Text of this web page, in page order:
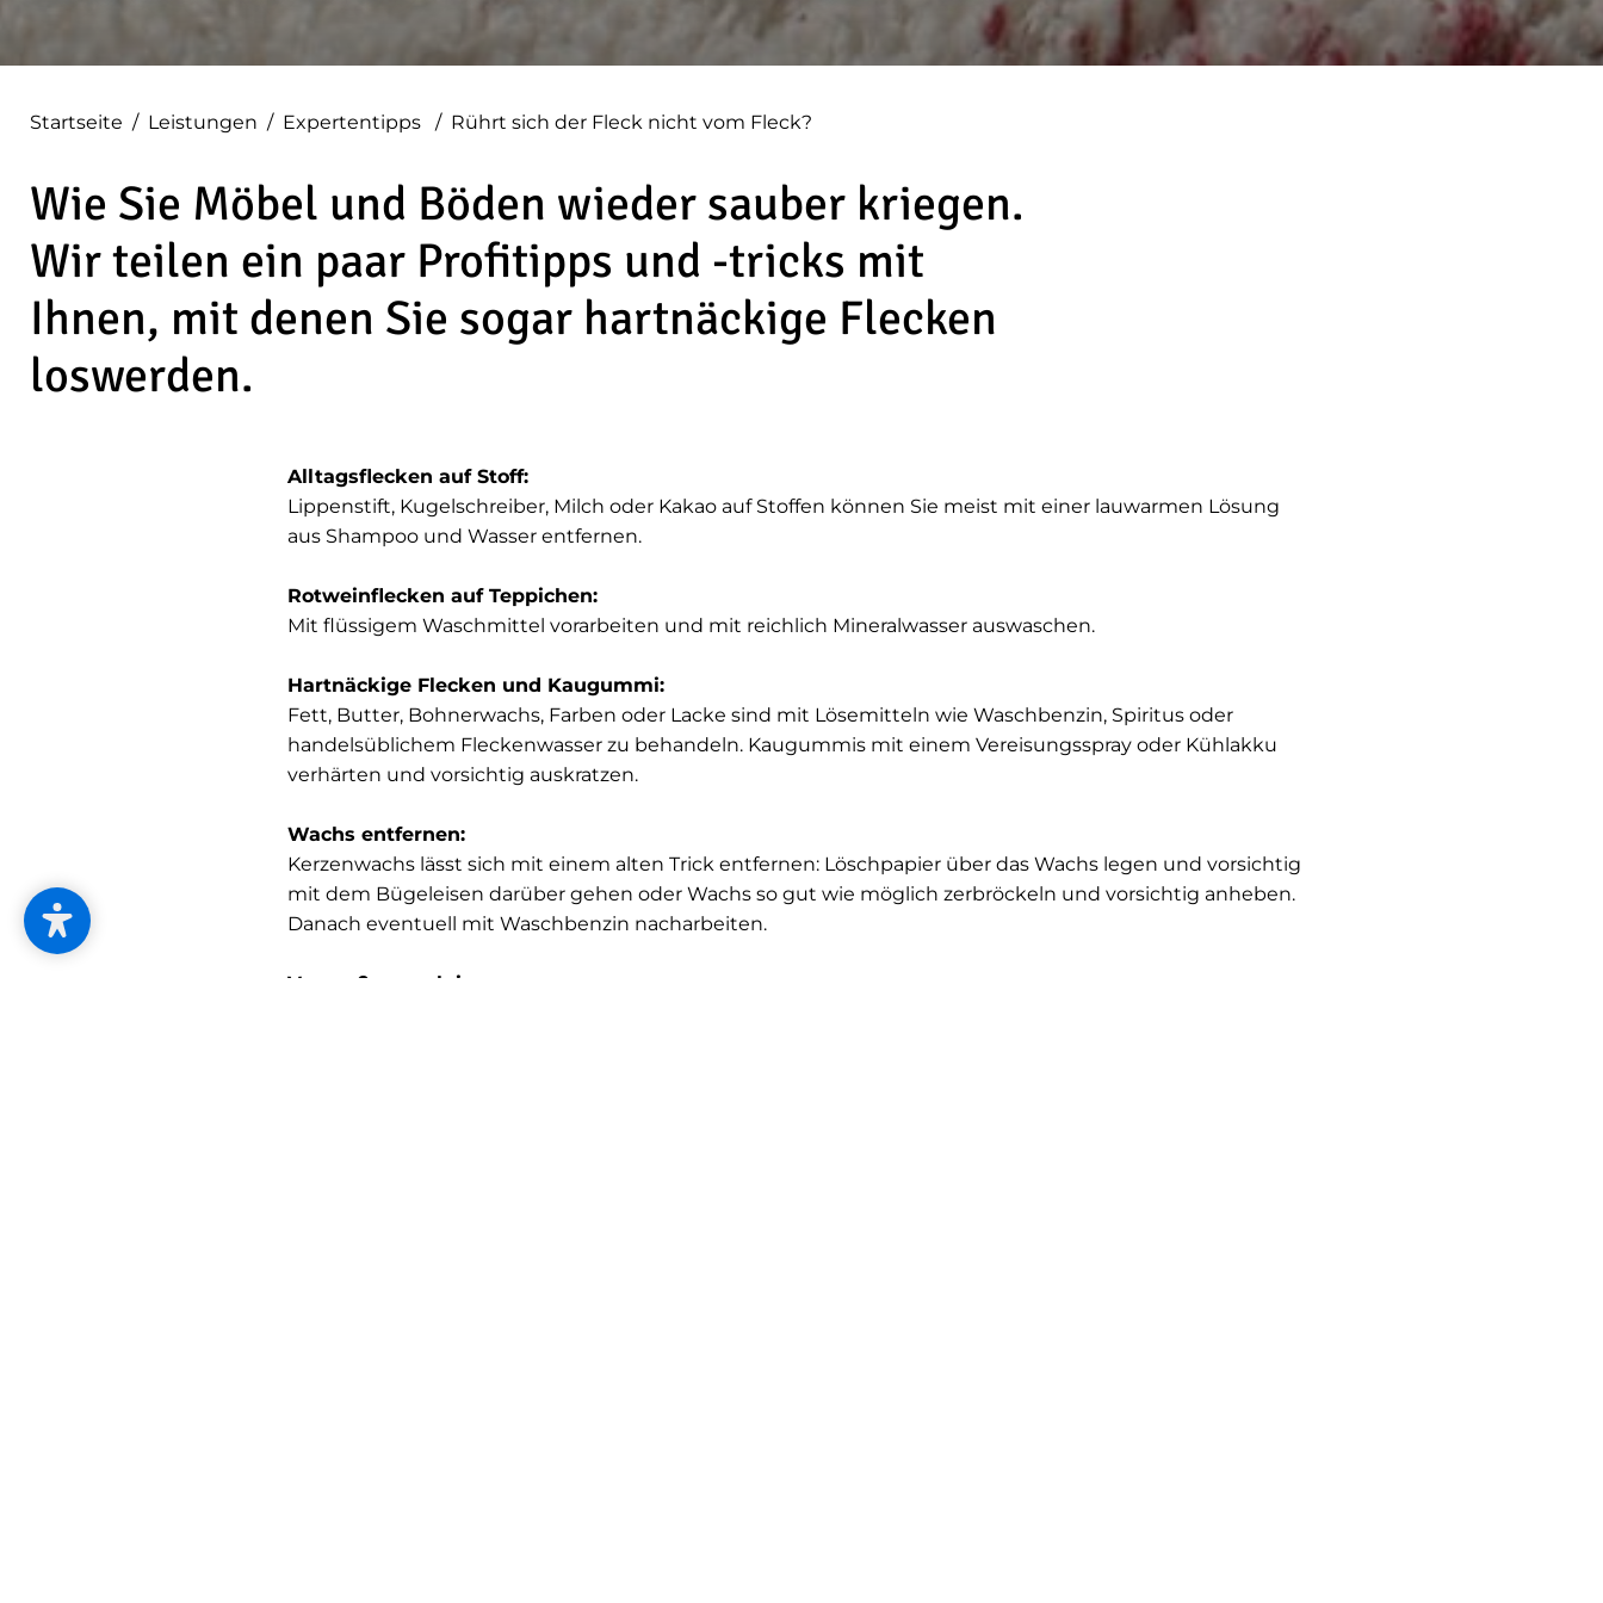
Startseite / Leistungen / Expertentipps / Rührt sich der Fleck nicht vom Fleck?
Wie Sie Möbel und Böden wieder sauber kriegen.
Wir teilen ein paar Profitipps und -tricks mit
Ihnen, mit denen Sie sogar hartnäckige Flecken
loswerden.
Alltagsflecken auf Stoff:
Lippenstift, Kugelschreiber, Milch oder Kakao auf Stoffen können Sie meist mit einer lauwarmen Lösung
aus Shampoo und Wasser entfernen.
Rotweinflecken auf Teppichen:
Mit flüssigem Waschmittel vorarbeiten und mit reichlich Mineralwasser auswaschen.
Hartnäckige Flecken und Kaugummi:
Fett, Butter, Bohnerwachs, Farben oder Lacke sind mit Lösemitteln wie Waschbenzin, Spiritus oder
handelsüblichem Fleckenwasser zu behandeln. Kaugummis mit einem Vereisungsspray oder Kühlakku
verhärten und vorsichtig auskratzen.
Wachs entfernen:
Kerzenwachs lässt sich mit einem alten Trick entfernen: Löschpapier über das Wachs legen und vorsichtig
mit dem Bügeleisen darüber gehen oder Wachs so gut wie möglich zerbröckeln und vorsichtig anheben.
Danach eventuell mit Waschbenzin nacharbeiten.
Von außen nach innen: